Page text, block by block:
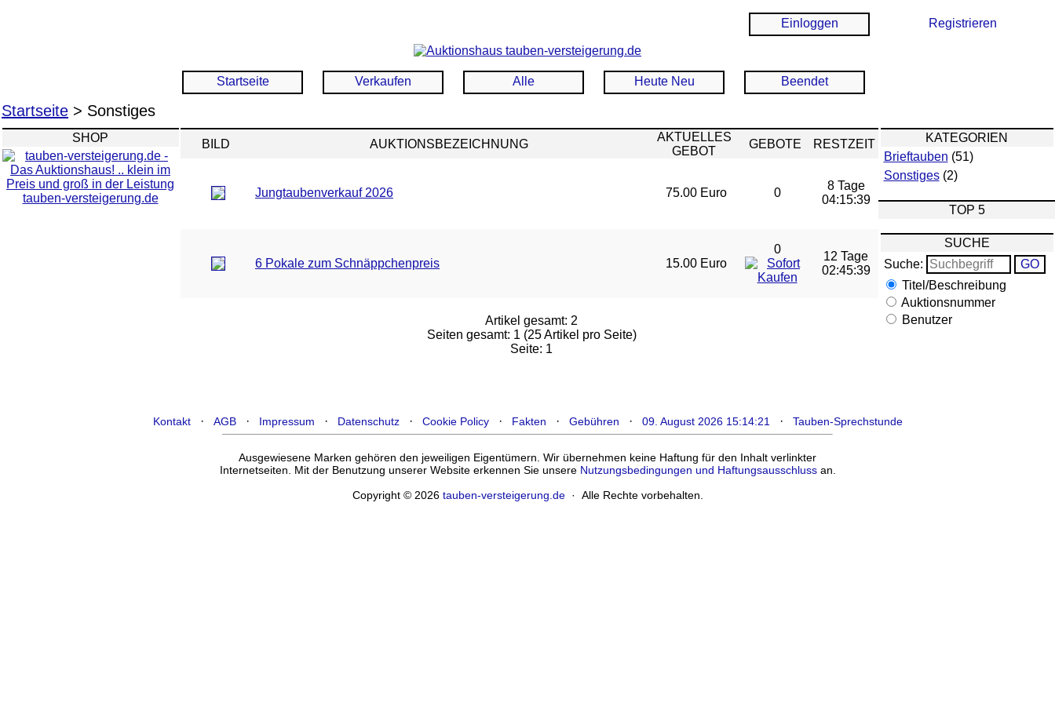
Einloggen Registrieren
Startseite Verkaufen Alle Heute Neu Beendet
Startseite > Sonstiges
SHOP
tauben-versteigerung.de
BILD AUKTIONSBEZEICHNUNG
AKTUELLES
GEBOT
GEBOTE RESTZEIT
Jungtaubenverkauf 2026 75.00 Euro 0
8 Tage
04:15:39
6 Pokale zum Schnäppchenpreis 15.00 Euro
0
12 Tage
02:45:39
Artikel gesamt: 2
Seiten gesamt: 1 (25 Artikel pro Seite)
Seite: 1
KATEGORIEN
Brieftauben (51)
Sonstiges (2)
TOP 5
SUCHE
Suche:
Titel/Beschreibung
Auktionsnummer
Benutzer
Kontakt· AGB· Impressum · Datenschutz· Cookie Policy· Fakten · Gebühren · 09. August 2026 15:14:21 · Tauben-Sprechstunde
Ausgewiesene Marken gehören den jeweiligen Eigentümern. Wir übernehmen keine Haftung für den Inhalt verlinkter
Internetseiten. Mit der Benutzung unserer Website erkennen Sie unsere Nutzungsbedingungen und Haftungsausschlussan.
Copyright © 2026 tauben-versteigerung.de· Alle Rechte vorbehalten.